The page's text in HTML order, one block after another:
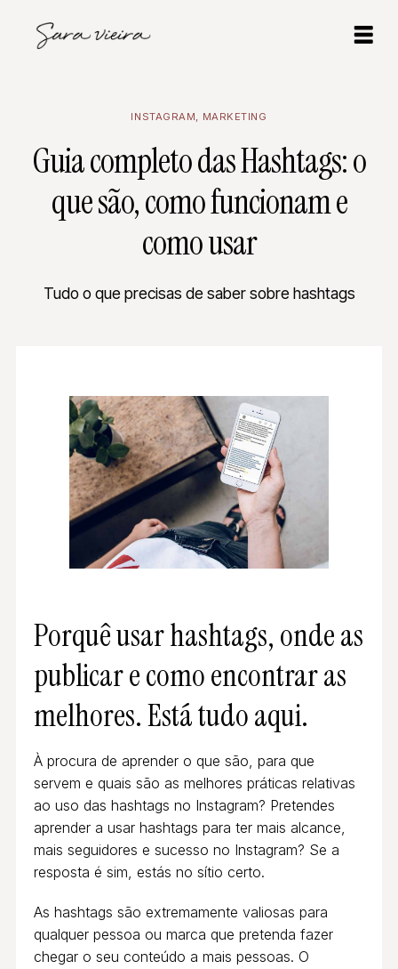
INSTAGRAM MARKETING
Guia completo das Hashtags: o
que são, como funcionam e
como usar
Tudo o que precisas de saber sobre hashtags
Porquê usar hashtags, onde as
publicar e como encontrar as
melhores. Está tudo aqui.
À procura de aprender o que são, para que
servem e quais são as melhores práticas relativas
ao uso das hashtags no Instagram? Pretendes
aprender a usar hashtags para ter mais alcance,
mais seguidores e sucesso no Instagram? Se a
resposta é sim, estás no sítio certo.
As hashtags são extremamente valiosas para
qualquer pessoa ou marca que pretenda fazer
chegar o seu conteúdo a mais pessoas. O